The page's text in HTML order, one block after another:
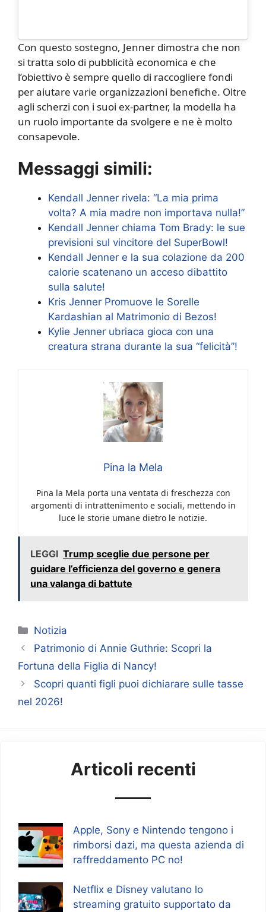
Con questo sostegno, Jenner dimostra che non
si tratta solo di pubblicità economica e che
l’obiettivo è sempre quello di raccogliere fondi
per aiutare varie organizzazioni benefiche. Oltre
agli scherzi con i suoi ex-partner, la modella ha
un ruolo importante da svolgere e ne è molto
consapevole.
Messaggi simili:
Kendall Jenner rivela: “La mia prima
volta? A mia madre non importava nulla!”
Kendall Jenner chiama Tom Brady: le sue
previsioni sul vincitore del SuperBowl!
Kendall Jenner e la sua colazione da 200
calorie scatenano un acceso dibattito
sulla salute!
Kris Jenner Promuove le Sorelle
Kardashian al Matrimonio di Bezos!
Kylie Jenner ubriaca gioca con una
creatura strana durante la sua “felicità”!
Pina la Mela
Pina la Mela porta una ventata di freschezza con
argomenti di intrattenimento e sociali, mettendo in
luce le storie umane dietro le notizie.
LEGGI Trump sceglie due persone per
guidare l’efficienza del governo e genera
una valanga di battute
Categorie
Notizia
Patrimonio di Annie Guthrie: Scopri la
Fortuna della Figlia di Nancy!
Scopri quanti figli puoi dichiarare sulle tasse
nel 2026!
Articoli recenti
Apple, Sony e Nintendo tengono i
rimborsi dazi, ma questa azienda di
raffreddamento PC no!
Netflix e Disney valutano lo
streaming gratuito supportato da